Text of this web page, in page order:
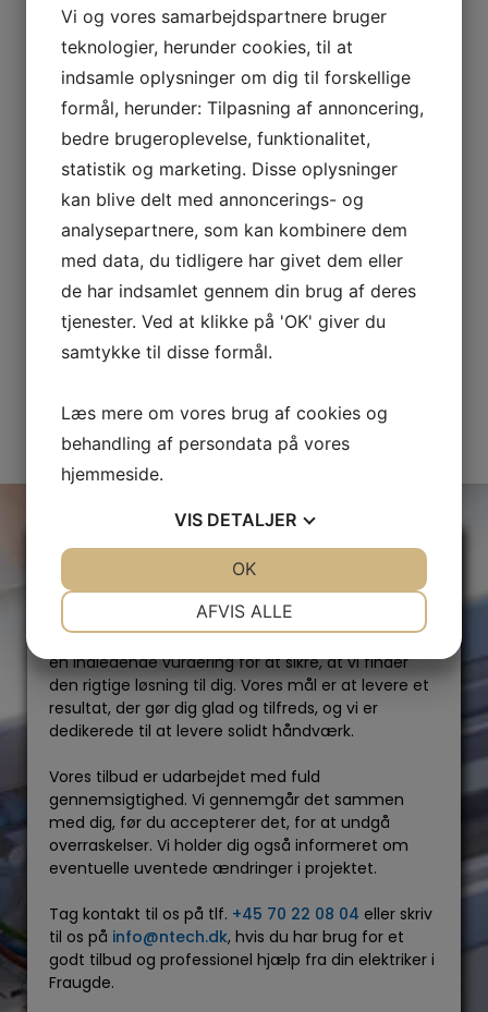
Kontakt din elektriker i Fraugde
Vi er klar til at hjælpe dig med alle el-opgaver,
uanset om du er privatkunde eller virksomhed.
en indledende vurdering for at sikre, at vi finder
den rigtige løsning til dig. Vores mål er at levere et
resultat, der gør dig glad og tilfreds, og vi er
dedikerede til at levere solidt håndværk.
Vores tilbud er udarbejdet med fuld
gennemsigtighed. Vi gennemgår det sammen
med dig, før du accepterer det, for at undgå
overraskelser. Vi holder dig også informeret om
eventuelle uventede ændringer i projektet.
Tag kontakt til os på tlf. +45 70 22 08 04 eller skriv
til os på info@ntech.dk, hvis du har brug for et
godt tilbud og professionel hjælp fra din elektriker i
Fraugde.
Vi og vores samarbejdspartnere bruger
teknologier, herunder cookies, til at
indsamle oplysninger om dig til forskellige
formål, herunder: Tilpasning af annoncering,
bedre brugeroplevelse, funktionalitet,
statistik og marketing. Disse oplysninger
kan blive delt med annoncerings- og
analysepartnere, som kan kombinere dem
med data, du tidligere har givet dem eller
de har indsamlet gennem din brug af deres
tjenester. Ved at klikke på 'OK' giver du
samtykke til disse formål.
Læs mere om vores brug af cookies og
behandling af persondata på vores
hjemmeside.
VIS DETALJER
MARKETING STATISTIK
AFVIS ALLE
OK